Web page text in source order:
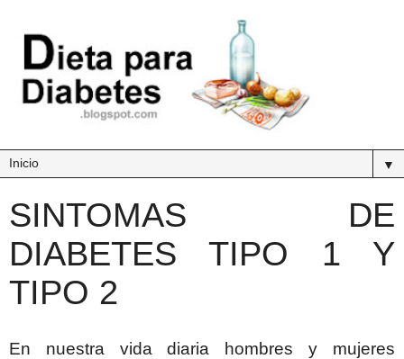
▼
SINTOMAS DE
DIABETES TIPO 1 Y
TIPO 2
En nuestra vida diaria hombres y mujeres